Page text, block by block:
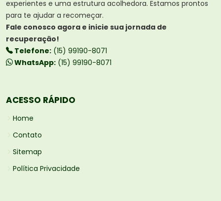
experientes e uma estrutura acolhedora. Estamos prontos
para te ajudar a recomeçar.
Fale conosco agora e inicie sua jornada de
recuperação!
Telefone: (15) 99190-8071
WhatsApp: (15) 99190-8071
ACESSO RÁPIDO
Home
Contato
Sitemap
Política Privacidade